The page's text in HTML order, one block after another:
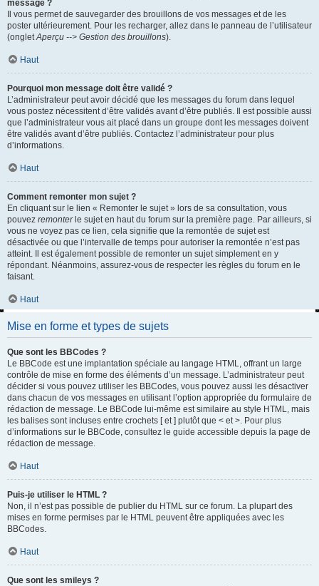
message ?
Il vous permet de sauvegarder des brouillons de vos messages et de les
poster ultérieurement. Pour les recharger, allez dans le panneau de l’utilisateur
(ongletAperçu --> Gestion des brouillons).
Haut
Pourquoi mon message doit être validé ?
L’administrateur peut avoir décidé que les messages du forum dans lequel
vous postez nécessitent d’être validés avant d’être publiés. Il est possible aussi
que l’administrateur vous ait placé dans un groupe dont les messages doivent
être validés avant d’être publiés. Contactez l’administrateur pour plus
d’informations.
Haut
Comment remonter mon sujet ?
En cliquant sur le lien « Remonter le sujet » lors de sa consultation, vous
pouvez remonterle sujet en haut du forum sur la première page. Par ailleurs, si
vous ne voyez pas ce lien, cela signifie que la remontée de sujet est
désactivée ou que l’intervalle de temps pour autoriser la remontée n’est pas
atteint. Il est également possible de remonter un sujet simplement en y
répondant. Néanmoins, assurez-vous de respecter les règles du forum en le
faisant.
Haut
Mise en forme et types de sujets
Que sont les BBCodes ?
Le BBCode est une implantation spéciale au langage HTML, offrant un large
contrôle de mise en forme des éléments d’un message. L’administrateur peut
décider si vous pouvez utiliser les BBCodes, vous pouvez aussi les désactiver
dans chacun de vos messages en utilisant l’option appropriée du formulaire de
rédaction de message. Le BBCode lui-même est similaire au style HTML, mais
les balises sont incluses entre crochets [ et ] plutôt que < et >. Pour plus
d’informations sur le BBCode, consultez le guide accessible depuis la page de
rédaction de message.
Haut
Puis-je utiliser le HTML ?
Non, il n’est pas possible de publier du HTML sur ce forum. La plupart des
mises en forme permises par le HTML peuvent être appliquées avec les
BBCodes.
Haut
Que sont les smileys ?